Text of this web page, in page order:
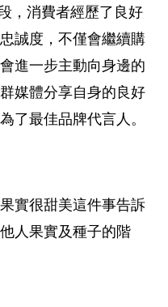
，消費者經歷了良好
誠度，不僅會繼續購
進一步主動向身邊的
媒體分享自身的良好
了最佳品牌代言人。
實很甜美這件事告訴
人果實及種子的階